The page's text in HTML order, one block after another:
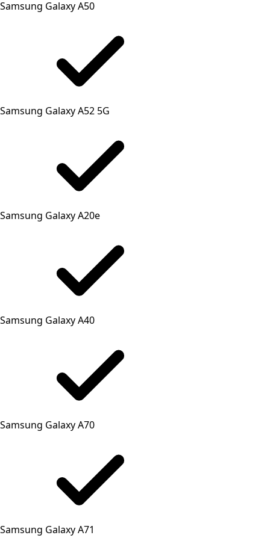
Samsung Galaxy A50
Samsung Galaxy A52 5G
Samsung Galaxy A20e
Samsung Galaxy A40
Samsung Galaxy A70
Samsung Galaxy A71